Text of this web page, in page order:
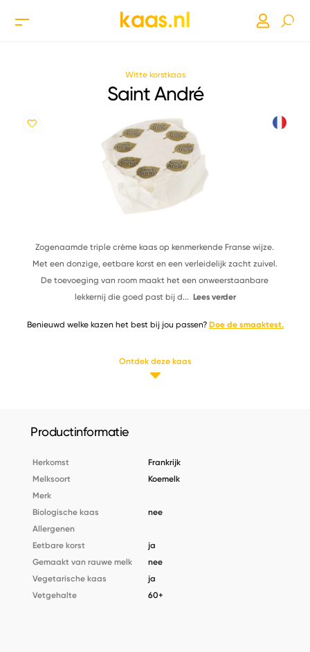
Witte korstkaas
Saint André
Zogenaamde triple crème kaas op kenmerkende Franse wijze.
Met een donzige, eetbare korst en een verleidelijk zacht zuivel.
De toevoeging van room maakt het een onweerstaanbare
lekkernij die goed past bij d... Lees verder
Benieuwd welke kazen het best bij jou passen? Doe de smaaktest.
Ontdek deze kaas
Productinformatie
Herkomst
Frankrijk
Melksoort
Koemelk
Merk
Biologische kaas
nee
Allergenen
Eetbare korst
ja
Gemaakt van rauwe melk
nee
Vegetarische kaas
ja
Vetgehalte
60+